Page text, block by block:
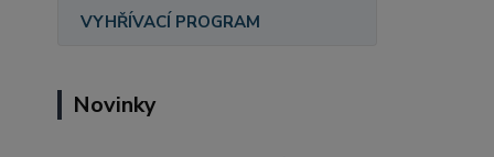
VYHŘÍVACÍ PROGRAM
Novinky